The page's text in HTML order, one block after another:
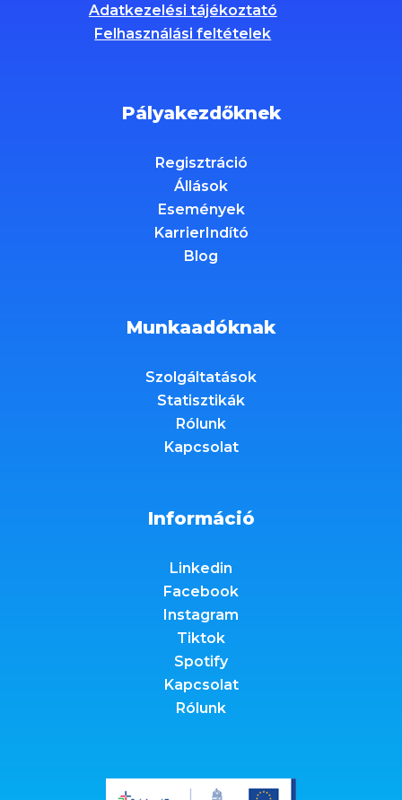
Adatkezelési tájékoztató
Felhasználási feltételek
Pályakezdőknek
Regisztráció
Állások
Események
KarrierIndító
Blog
Munkaadóknak
Szolgáltatások
Statisztikák
Rólunk
Kapcsolat
Információ
Linkedin
Facebook
Instagram
Tiktok
Spotify
Kapcsolat
Rólunk